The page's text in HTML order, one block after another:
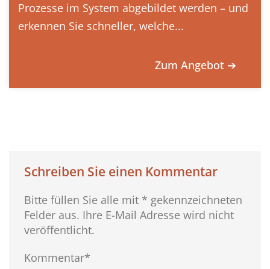
Prozesse im System abgebildet werden – und
erkennen Sie schneller, welche...
Zum Angebot ➔
Schreiben Sie einen Kommentar
Bitte füllen Sie alle mit * gekennzeichneten
Felder aus. Ihre E-Mail Adresse wird nicht
veröffentlicht.
Kommentar*